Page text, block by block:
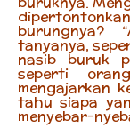
burungnya?
tanyanya,
nasib buruk
seperti
mengajarkan
tahu siapa
menyebar-